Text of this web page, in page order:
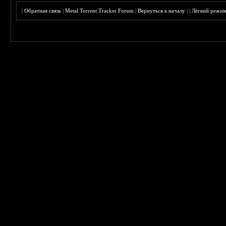
|Обратная связь |Metal Torrent Tracker Forum |Вернуться к началу ||Лёгкий